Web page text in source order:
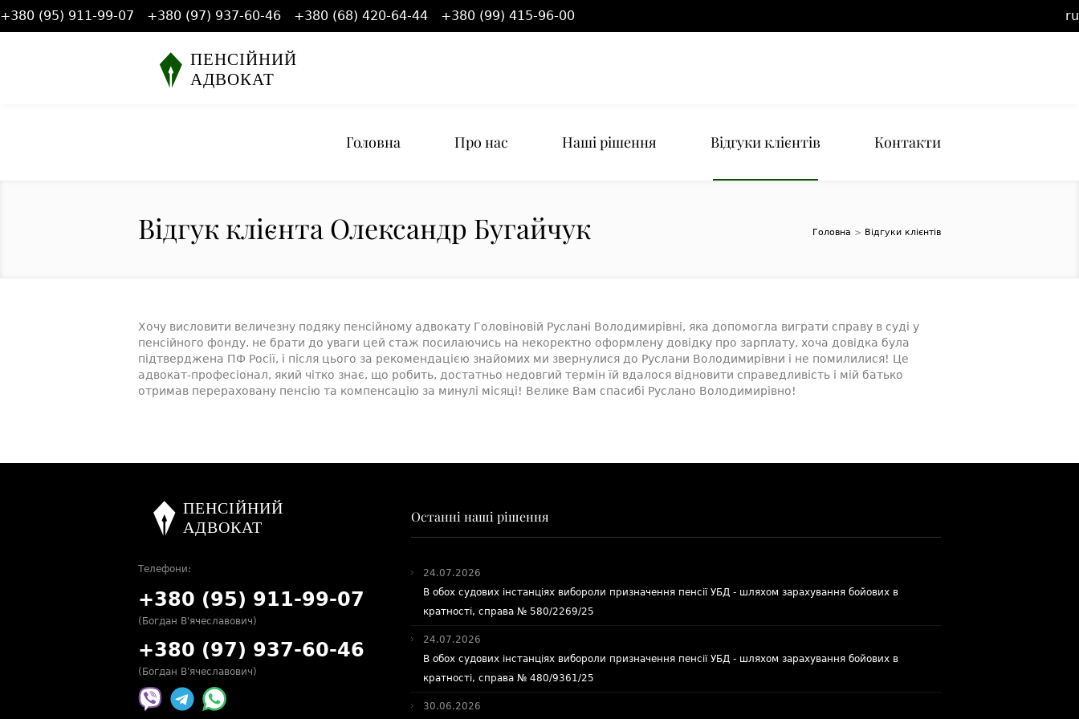
+380 (95) 911-99-07 +380 (97) 937-60-46 +380 (68) 420-64-44 +380 (99) 415-96-00 ru
Головна Про нас Наші рішення Відгуки клієнтів Контакти
Відгук клієнта Олександр Бугайчук Головна > Відгуки клієнтів
Хочу висловити величезну подяку пенсійному адвокату Головіновій Руслані Володимирівні, яка допомогла виграти справу в суді у
пенсійного фонду. не брати до уваги цей стаж посилаючись на некоректно оформлену довідку про зарплату, хоча довідка була
підтверджена ПФ Росії, і після цього за рекомендацією знайомих ми звернулися до Руслани Володимирівни і не помилилися! Це
адвокат-професіонал, який чітко знає, що робить, достатньо недовгий термін їй вдалося відновити справедливість і мій батько
отримав перераховану пенсію та компенсацію за минулі місяці! Велике Вам спасибі Руслано Володимирівно!
Телефони:
+380 (95) 911-99-07
(Богдан В'ячеславович)
+380 (97) 937-60-46
(Богдан В'ячеславович)
Останні наші рішення
24.07.2026
В обох судових інстанціях вибороли призначення пенсії УБД - шляхом зарахування бойових в
кратності, справа № 580/2269/25
24.07.2026
В обох судових інстанціях вибороли призначення пенсії УБД - шляхом зарахування бойових в
кратності, справа № 480/9361/25
30.06.2026